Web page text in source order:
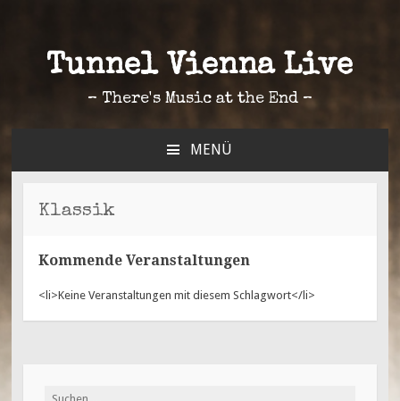
Tunnel Vienna Live
– There's Music at the End –
MENÜ
SPRINGEN
Klassik
Kommende Veranstaltungen
<li>Keine Veranstaltungen mit diesem Schlagwort</li>
Suchen